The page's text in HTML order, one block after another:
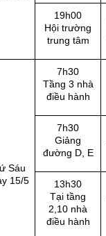
19h00
Hội trường
trung tâm
Sáu
15/5
7h30
Tầng 3 nhà
điều hành
7h30
Giảng
đường D, E
13h30
Tại tầng
2,10 nhà
điều hành